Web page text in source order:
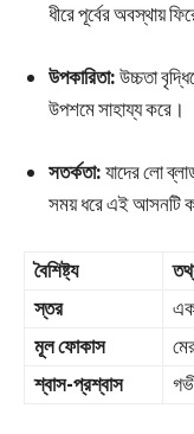
ধীরে পূর্বের অবস্থায়
উপকারিতা:উচ্চতা
উপশমে সাহায্য করে।
সতর্কতা:যাদের লো
সময় ধরে এই আসনটি
বৈশিষ্ট্য
স্তর
মূল ফোকাস
শ্বাস-প্রশ্বাস